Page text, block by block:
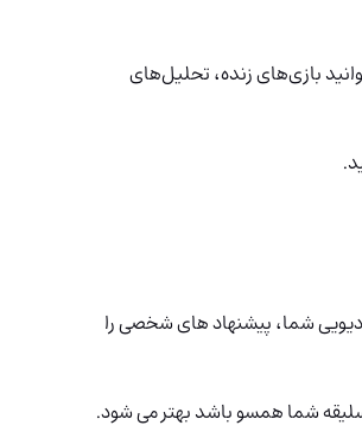
بازی‌های زنده، تحلیل‌های
شما، پیشنهاد های شخصی را